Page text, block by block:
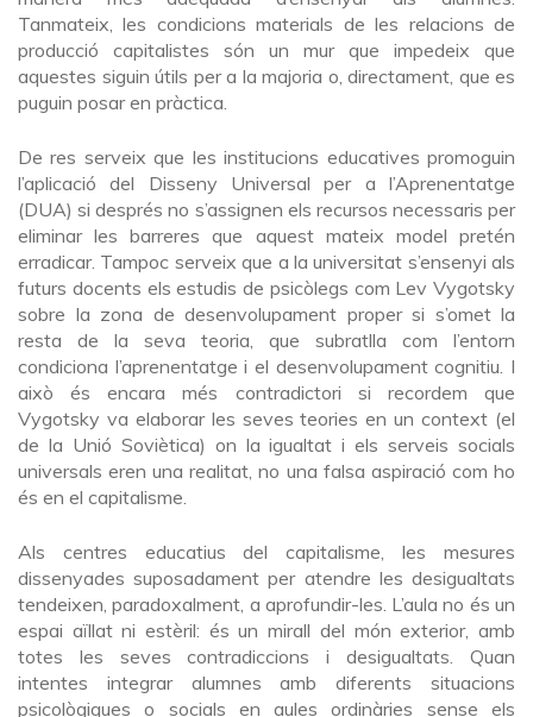
Tanmateix, les condicions materials de les relacions de
producció capitalistes són un mur que impedeix que
aquestes siguin útils per a la majoria o, directament, que es
puguin posar en pràctica.
De res serveix que les institucions educatives promoguin
l’aplicació del Disseny Universal per a l’Aprenentatge
(DUA) si després no s’assignen els recursos necessaris per
eliminar les barreres que aquest mateix model pretén
erradicar. Tampoc serveix que a la universitat s’ensenyi als
futurs docents els estudis de psicòlegs com Lev Vygotsky
sobre la zona de desenvolupament proper si s’omet la
resta de la seva teoria, que subratlla com l’entorn
condiciona l’aprenentatge i el desenvolupament cognitiu. I
això és encara més contradictori si recordem que
Vygotsky va elaborar les seves teories en un context (el
de la Unió Soviètica) on la igualtat i els serveis socials
universals eren una realitat, no una falsa aspiració com ho
és en el capitalisme.
Als centres educatius del capitalisme, les mesures
dissenyades suposadament per atendre les desigualtats
tendeixen, paradoxalment, a aprofundir-les. L’aula no és un
espai aïllat ni estèril: és un mirall del món exterior, amb
totes les seves contradiccions i desigualtats. Quan
intentes integrar alumnes amb diferents situacions
psicològiques o socials en aules ordinàries sense els